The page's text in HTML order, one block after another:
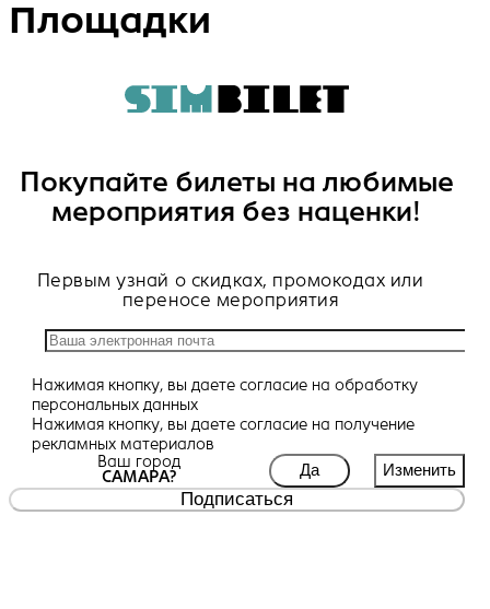
Площадки
Покупайте билеты на любимые
мероприятия без наценки!
Первым узнай о скидках, промокодах или
переносе мероприятия
Нажимая кнопку, вы даете согласие на обработку
персональных данных
Нажимая кнопку, вы даете согласие на получение
рекламных материалов
Ваш город
САМАРА?
Да Изменить
Подписаться